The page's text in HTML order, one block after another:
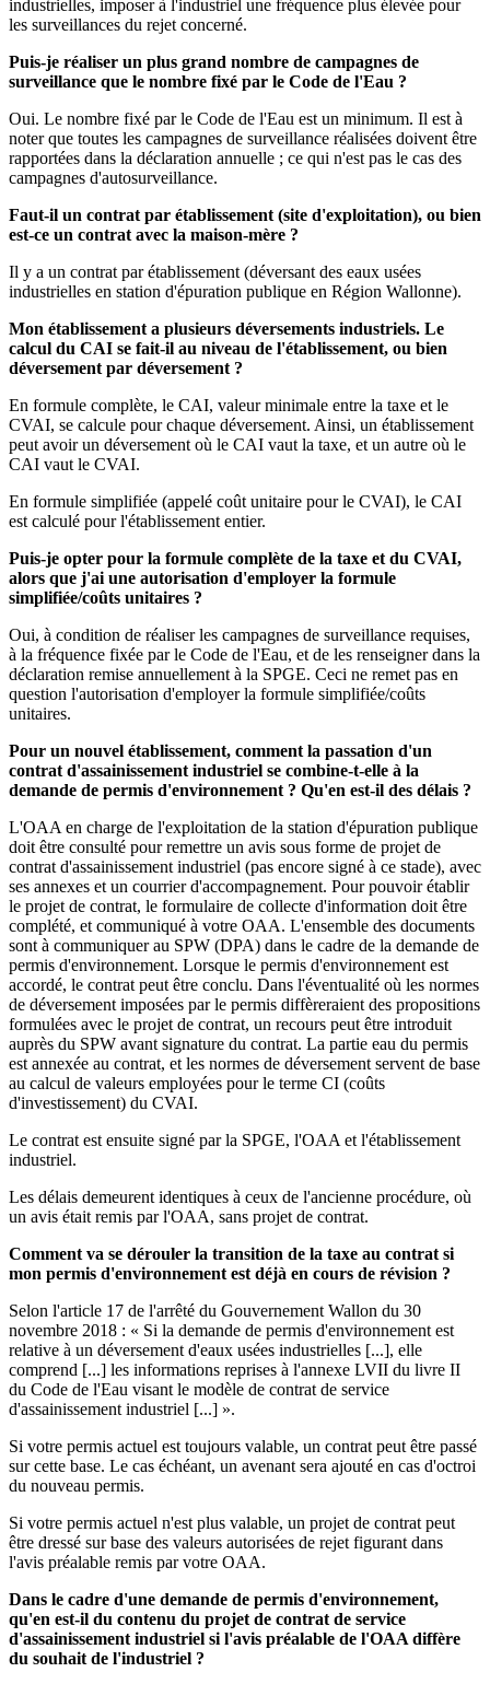
industrielles, imposer à l'industriel une fréquence plus élevée pour
les surveillances du rejet concerné.
Puis-je réaliser un plus grand nombre de campagnes de
surveillance que le nombre fixé par le Code de l'Eau ?
Oui. Le nombre fixé par le Code de l'Eau est un minimum. Il est à
noter que toutes les campagnes de surveillance réalisées doivent être
rapportées dans la déclaration annuelle ; ce qui n'est pas le cas des
campagnes d'autosurveillance.
Faut-il un contrat par établissement (site d'exploitation), ou bien
est-ce un contrat avec la maison-mère ?
Il y a un contrat par établissement (déversant des eaux usées
industrielles en station d'épuration publique en Région Wallonne).
Mon établissement a plusieurs déversements industriels. Le
calcul du CAI se fait-il au niveau de l'établissement, ou bien
déversement par déversement ?
En formule complète, le CAI, valeur minimale entre la taxe et le
CVAI, se calcule pour chaque déversement. Ainsi, un établissement
peut avoir un déversement où le CAI vaut la taxe, et un autre où le
CAI vaut le CVAI.
En formule simplifiée (appelé coût unitaire pour le CVAI), le CAI
est calculé pour l'établissement entier.
Puis-je opter pour la formule complète de la taxe et du CVAI,
alors que j'ai une autorisation d'employer la formule
simplifiée/coûts unitaires ?
Oui, à condition de réaliser les campagnes de surveillance requises,
à la fréquence fixée par le Code de l'Eau, et de les renseigner dans la
déclaration remise annuellement à la SPGE. Ceci ne remet pas en
question l'autorisation d'employer la formule simplifiée/coûts
unitaires.
Pour un nouvel établissement, comment la passation d'un
contrat d'assainissement industriel se combine-t-elle à la
demande de permis d'environnement ? Qu'en est-il des délais ?
L'OAA en charge de l'exploitation de la station d'épuration publique
doit être consulté pour remettre un avis sous forme de projet de
contrat d'assainissement industriel (pas encore signé à ce stade), avec
ses annexes et un courrier d'accompagnement. Pour pouvoir établir
le projet de contrat, le formulaire de collecte d'information doit être
complété, et communiqué à votre OAA. L'ensemble des documents
sont à communiquer au SPW (DPA) dans le cadre de la demande de
permis d'environnement. Lorsque le permis d'environnement est
accordé, le contrat peut être conclu. Dans l'éventualité où les normes
de déversement imposées par le permis diffèreraient des propositions
formulées avec le projet de contrat, un recours peut être introduit
auprès du SPW avant signature du contrat. La partie eau du permis
est annexée au contrat, et les normes de déversement servent de base
au calcul de valeurs employées pour le terme CI (coûts
d'investissement) du CVAI.
Le contrat est ensuite signé par la SPGE, l'OAA et l'établissement
industriel.
Les délais demeurent identiques à ceux de l'ancienne procédure, où
un avis était remis par l'OAA, sans projet de contrat.
Comment va se dérouler la transition de la taxe au contrat si
mon permis d'environnement est déjà en cours de révision ?
Selon l'article 17 de l'arrêté du Gouvernement Wallon du 30
novembre 2018 : « Si la demande de permis d'environnement est
relative à un déversement d'eaux usées industrielles [...], elle
comprend [...] les informations reprises à l'annexe LVII du livre II
du Code de l'Eau visant le modèle de contrat de service
d'assainissement industriel [...] ».
Si votre permis actuel est toujours valable, un contrat peut être passé
sur cette base. Le cas échéant, un avenant sera ajouté en cas d'octroi
du nouveau permis.
Si votre permis actuel n'est plus valable, un projet de contrat peut
être dressé sur base des valeurs autorisées de rejet figurant dans
l'avis préalable remis par votre OAA.
Dans le cadre d'une demande de permis d'environnement,
qu'en est-il du contenu du projet de contrat de service
d'assainissement industriel si l'avis préalable de l'OAA diffère
du souhait de l'industriel ?